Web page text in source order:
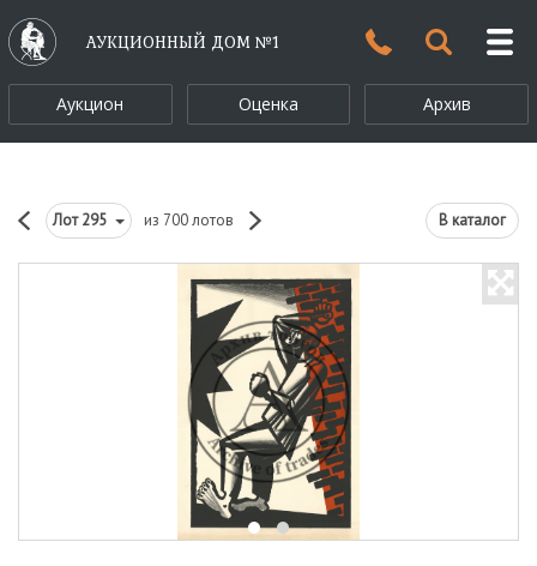
АУКЦИОННЫЙ ДОМ №1
Аукцион Оценка Архив
Лот295 из 700 лотов В каталог